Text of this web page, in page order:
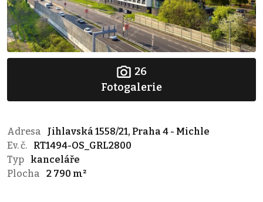
26
Fotogalerie
Adresa
Jihlavská 1558/21, Praha 4 - Michle
Ev. č.
RT1494-OS_GRL2800
Typ
kanceláře
Plocha
2 790 m²